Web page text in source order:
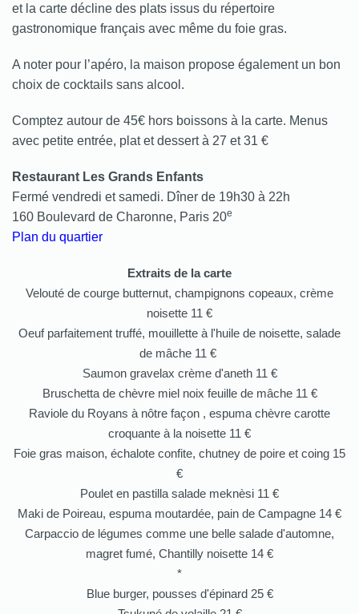
et la carte décline des plats issus du répertoire
gastronomique français avec même du foie gras.
A noter pour l’apéro, la maison propose également un bon
choix de cocktails sans alcool.
Comptez autour de 45€ hors boissons à la carte. Menus
avec petite entrée, plat et dessert à 27 et 31 €
Restaurant Les Grands Enfants
Fermé vendredi et samedi. Dîner de 19h30 à 22h
160 Boulevard de Charonne, Paris 20e
Plan du quartier
Extraits de la carte
Velouté de courge butternut, champignons copeaux, crème
noisette 11 €
Oeuf parfaitement truffé, mouillette à l'huile de noisette, salade
de mâche 11 €
Saumon gravelax crème d'aneth 11 €
Bruschetta de chèvre miel noix feuille de mâche 11 €
Raviole du Royans à nôtre façon , espuma chèvre carotte
croquante à la noisette 11 €
Foie gras maison, échalote confite, chutney de poire et coing 15
€
Poulet en pastilla salade meknèsi 11 €
Maki de Poireau, espuma moutardée, pain de Campagne 14 €
Carpaccio de légumes comme une belle salade d'automne,
magret fumé, Chantilly noisette 14 €
*
Blue burger, pousses d'épinard 25 €